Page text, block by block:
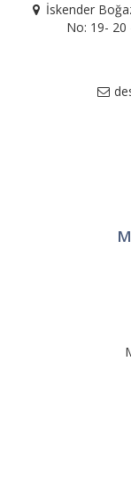
İskender
No: 19- 20